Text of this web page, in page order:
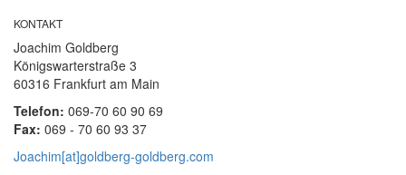
KONTAKT
Joachim Goldberg
Königswarterstraße 3
60316 Frankfurt am Main
Telefon: 069-70 60 90 69
Fax: 069 - 70 60 93 37
Joachim[at]goldberg-goldberg.com